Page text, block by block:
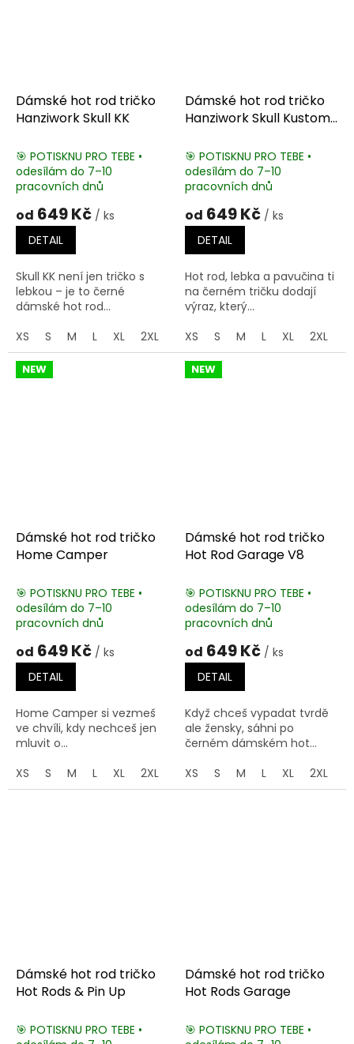
Dámské hot rod tričko
Hanziwork Skull KK
🎯 POTISKNU PRO TEBE •
odesílám do 7–10
pracovních dnů
od 649 Kč / ks
DETAIL
Skull KK není jen tričko s
lebkou – je to černé
dámské hot rod...
XS
S M L XL 2XL 3XL
Dámské hot rod tričko
Hanziwork Skull Kustom
🎯 POTISKNU PRO TEBE •
odesílám do 7–10
pracovních dnů
od 649 Kč / ks
DETAIL
Hot rod, lebka a pavučina ti
na černém tričku dodají
výraz, který...
XS
S M L XL 2XL
NEW
Dámské hot rod tričko
Home Camper
🎯 POTISKNU PRO TEBE •
odesílám do 7–10
pracovních dnů
od 649 Kč / ks
DETAIL
Home Camper si vezmeš
ve chvíli, kdy nechceš jen
mluvit o...
XS
S M L XL 2XL 3XL
NEW
Dámské hot rod tričko
Hot Rod Garage V8
🎯 POTISKNU PRO TEBE •
odesílám do 7–10
pracovních dnů
od 649 Kč / ks
DETAIL
Když chceš vypadat tvrdě
ale žensky, sáhni po
černém dámském hot...
XS
S M L XL 2XL
Dámské hot rod tričko
Hot Rods & Pin Up
🎯 POTISKNU PRO TEBE •
Dámské hot rod tričko
Hot Rods Garage
🎯 POTISKNU PRO TEBE •